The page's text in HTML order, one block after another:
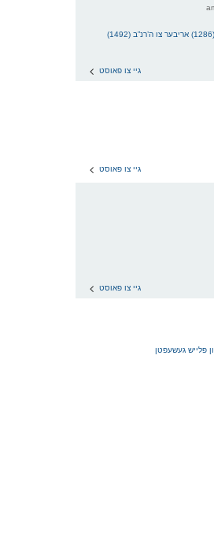
גיי צו פאוסט
גיי צו פאוסט
גיי צו פאוסט
פלייש געשעפטן